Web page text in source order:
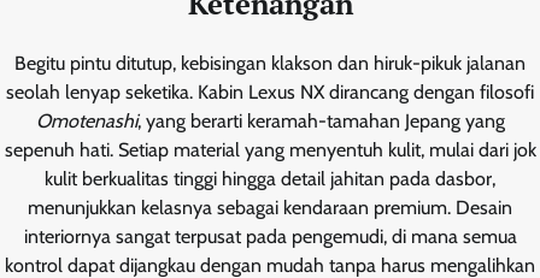
Begitu pintu ditutup, kebisingan klakson dan hiruk-pikuk jalanan
seolah lenyap seketika. Kabin Lexus NX dirancang dengan filosofi
Omotenashi, yang berarti keramah-tamahan Jepang yang
sepenuh hati. Setiap material yang menyentuh kulit, mulai dari jok
kulit berkualitas tinggi hingga detail jahitan pada dasbor,
menunjukkan kelasnya sebagai kendaraan premium. Desain
interiornya sangat terpusat pada pengemudi, di mana semua
kontrol dapat dijangkau dengan mudah tanpa harus mengalihkan